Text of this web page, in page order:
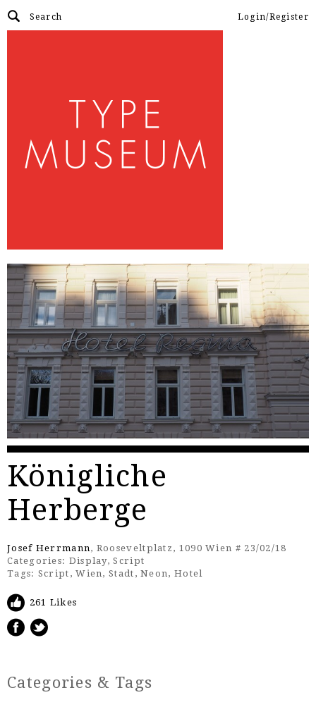
Login/Register
Königliche
Herberge
Josef Herrmann, Rooseveltplatz, 1090 Wien # 23/02/18
Categories: Display,Script
Tags: Script ,Wien,Stadt ,Neon, Hotel
261 Likes
Categories & Tags